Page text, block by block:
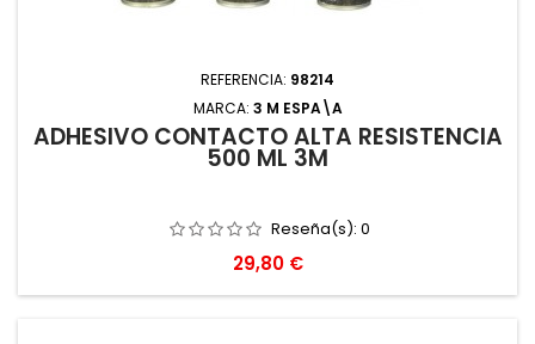
REFERENCIA: 98214
MARCA: 3 M ESPA\A
ADHESIVO CONTACTO ALTA RESISTENCIA
500 ML 3M
Reseña(s): 0
Precio
29,80 €